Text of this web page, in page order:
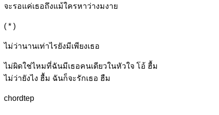
จะรอแค่เธอถึงแม้ใครหาว่างมงาย
( * )
ไม่ว่านานเท่าไรยังมีเพียงเธอ
ไม่ผิดใช่ไหมที่ฉันมีเธอคนเดียวในหัวใจ โอ้ ฮื้ม
ไม่ว่ายังไง ฮื้ม ฉันก็จะรักเธอ ฮืม
chordtep